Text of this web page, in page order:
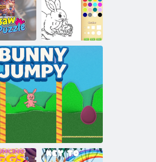
Labubu je malá buba
pro
loutkový
Kniha zbarvení
pro děti: Králík